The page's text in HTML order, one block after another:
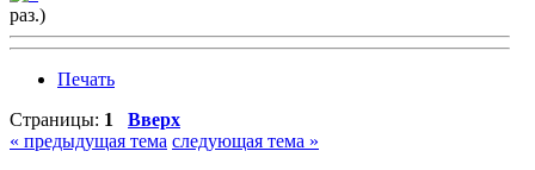
раз.)
Печать
Страницы: 1
Вверх
« предыдущая тема следующая тема »